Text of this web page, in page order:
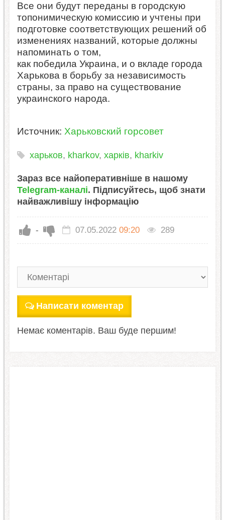
Все они будут переданы в городскую
топонимическую комиссию и учтены при
подготовке соответствующих решений об
изменениях названий, которые должны
напоминать о том,
как победила Украина, и о вкладе города
Харькова в борьбу за независимость
страны, за право на существование
украинского народа.
Источник: Харьковский горсовет
харьков, kharkov, харків, kharkiv
Зараз все найоперативніше в нашому
Telegram-каналі. Підписуйтесь, щоб знати
найважливішу інформацію
- 07.05.2022 09:20 289
Написати коментар
Немає коментарів. Ваш буде першим!